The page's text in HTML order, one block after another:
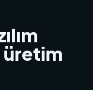
üretim